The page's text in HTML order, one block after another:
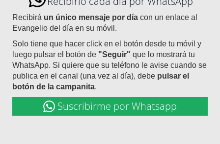
Recibirá un único mensaje por día con un enlace al
Evangelio del día en su móvil.
Solo tiene que hacer click en el botón desde tu móvil y
luego pulsar el botón de "Seguir" que lo mostrará tu
WhatsApp. Si quiere que su teléfono le avise cuando se
publica en el canal (una vez al día), debe pulsar el
botón de la campanita.
Suscribirme por Whatsapp